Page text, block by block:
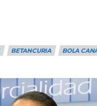
BETANCURIA BOLA